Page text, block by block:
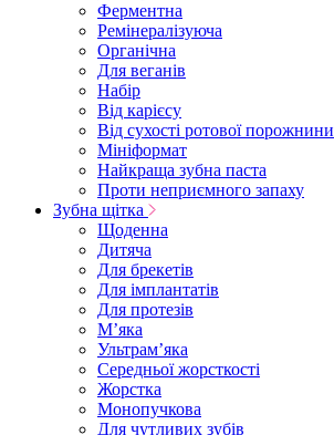
Ферментна
Ремінералізуюча
Органічна
Для веганів
Набір
Від карієсу
Від сухості ротової порожнини
Мініформат
Найкраща зубна паста
Проти неприємного запаху
Зубна щітка
Щоденна
Дитяча
Для брекетів
Для імплантатів
Для протезів
Мʼяка
Ультрамʼяка
Середньої жорсткості
Жорстка
Монопучкова
Для чутливих зубів